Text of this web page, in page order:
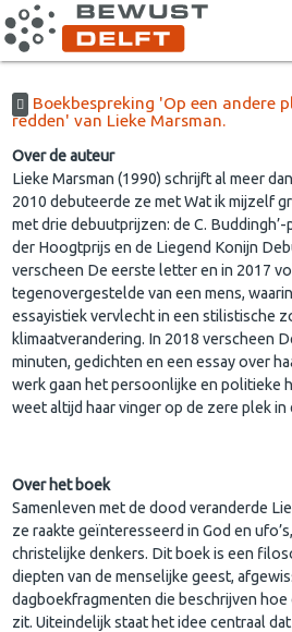
Boekbespreking 'Op een andere
redden' van Lieke Marsman.
Over de auteur
Lieke Marsman (1990) schrijft al meer
2010 debuteerde ze met Wat ik mijzelf
met drie debuutprijzen: de C. Buddingh’-
der Hoogtprijs en de Liegend Konijn
verscheen De eerste letter en in 2017
tegenovergestelde van een mens,
essayistiek vervlecht in een stilistische
klimaatverandering. In 2018 verscheen
minuten, gedichten en een essay over
werk gaan het persoonlijke en politieke
weet altijd haar vinger op de zere plek
Over het boek
Samenleven met de dood veranderde
ze raakte geïnteresseerd in God en
christelijke denkers. Dit boek is een
diepten van de menselijke geest,
dagboekfragmenten die beschrijven
zit. Uiteindelijk staat het idee centraal